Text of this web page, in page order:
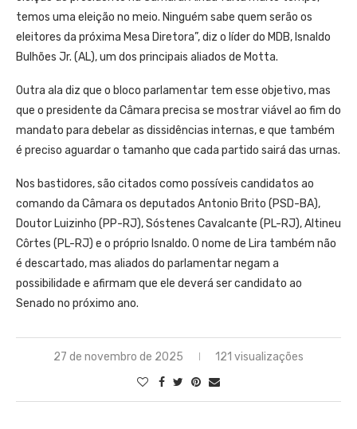
temos uma eleição no meio. Ninguém sabe quem serão os
eleitores da próxima Mesa Diretora”, diz o líder do MDB, Isnaldo
Bulhões Jr. (AL), um dos principais aliados de Motta.
Outra ala diz que o bloco parlamentar tem esse objetivo, mas
que o presidente da Câmara precisa se mostrar viável ao fim do
mandato para debelar as dissidências internas, e que também
é preciso aguardar o tamanho que cada partido sairá das urnas.
Nos bastidores, são citados como possíveis candidatos ao
comando da Câmara os deputados Antonio Brito (PSD-BA),
Doutor Luizinho (PP-RJ), Sóstenes Cavalcante (PL-RJ), Altineu
Côrtes (PL-RJ) e o próprio Isnaldo. O nome de Lira também não
é descartado, mas aliados do parlamentar negam a
possibilidade e afirmam que ele deverá ser candidato ao
Senado no próximo ano.
27 de novembro de 2025 121 visualizações